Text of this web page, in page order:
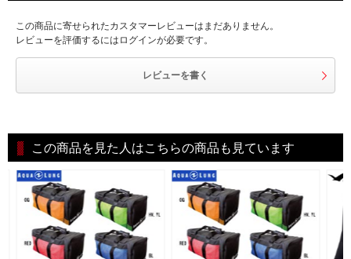
この商品に寄せられたカスタマーレビューはまだありません。
レビューを評価するにはログインが必要です。
レビューを書く
この商品を見た人はこちらの商品も見ています